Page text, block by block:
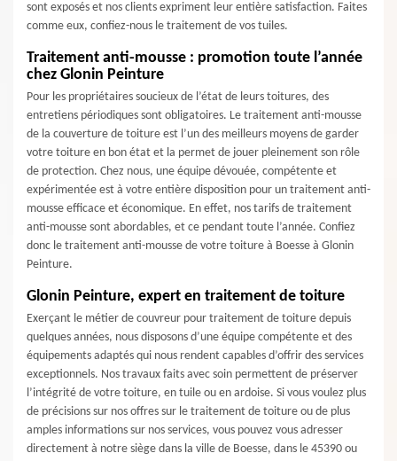
sont exposés et nos clients expriment leur entière satisfaction. Faites
comme eux, confiez-nous le traitement de vos tuiles.
Traitement anti-mousse : promotion toute l’année
chez Glonin Peinture
Pour les propriétaires soucieux de l’état de leurs toitures, des
entretiens périodiques sont obligatoires. Le traitement anti-mousse
de la couverture de toiture est l’un des meilleurs moyens de garder
votre toiture en bon état et la permet de jouer pleinement son rôle
de protection. Chez nous, une équipe dévouée, compétente et
expérimentée est à votre entière disposition pour un traitement anti-
mousse efficace et économique. En effet, nos tarifs de traitement
anti-mousse sont abordables, et ce pendant toute l’année. Confiez
donc le traitement anti-mousse de votre toiture à Boesse à Glonin
Peinture.
Glonin Peinture, expert en traitement de toiture
Exerçant le métier de couvreur pour traitement de toiture depuis
quelques années, nous disposons d’une équipe compétente et des
équipements adaptés qui nous rendent capables d’offrir des services
exceptionnels. Nos travaux faits avec soin permettent de préserver
l’intégrité de votre toiture, en tuile ou en ardoise. Si vous voulez plus
de précisions sur nos offres sur le traitement de toiture ou de plus
amples informations sur nos services, vous pouvez vous adresser
directement à notre siège dans la ville de Boesse, dans le 45390 ou